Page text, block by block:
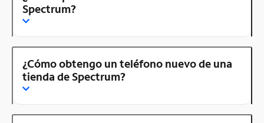
Spectrum?
¿Cómo obtengo un teléfono nuevo de una
tienda de Spectrum?